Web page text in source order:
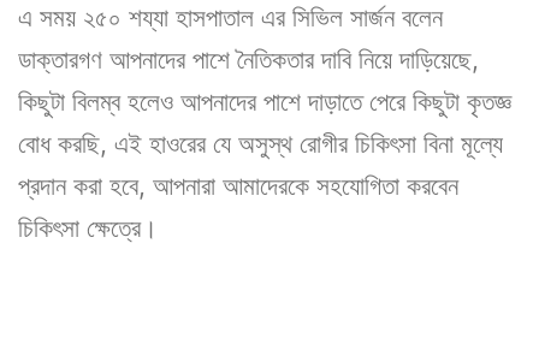
এ সময় ২৫০ শয্যা হাসপাতাল এর সিভিল সার্জন বলেন
ডাক্তারগণ আপনাদের পাশে নৈতিকতার দাবি নিয়ে দাড়িয়েছে,
কিছুটা বিলম্ব হলেও আপনাদের পাশে দাড়াতে পেরে কিছুটা কৃতজ্ঞ
বোধ করছি, এই হাওরের যে অসুস্থ রোগীর চিকিৎসা বিনা মূল্যে
প্রদান করা হবে, আপনারা আমাদেরকে সহযোগিতা করবেন
চিকিৎসা ক্ষেত্রে।